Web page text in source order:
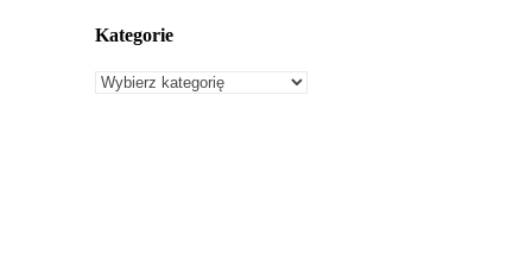
Kategorie
Kategorie